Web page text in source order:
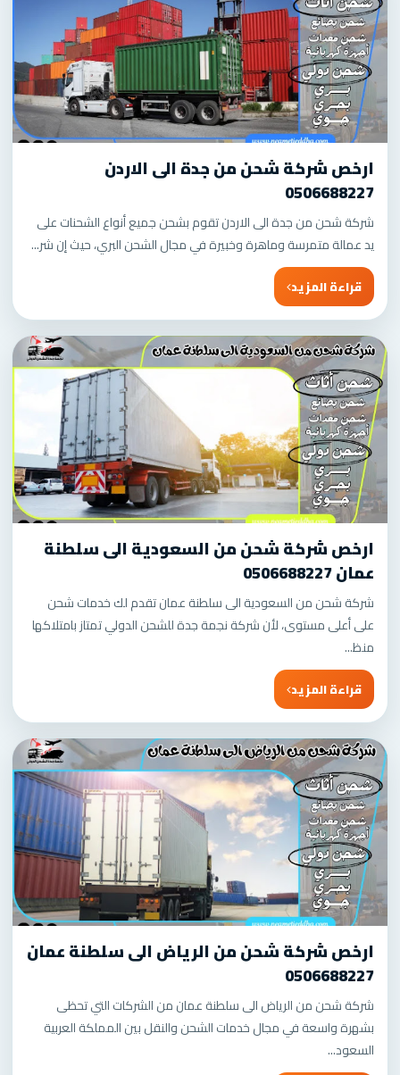
ارخص شركة شحن من جدة الى الاردن
0506688227
شركة شحن من جدة الى الاردن تقوم بشحن جميع أنواع الشحنات على
يد عمالة متمرسة وماهرة وخبيرة في مجال الشحن البري، حيث إن شر...
قراءة المزيد
ارخص شركة شحن من السعودية الى سلطنة
عمان 0506688227
شركة شحن من السعودية الى سلطنة عمان تقدم لك خدمات شحن
على أعلى مستوى، لأن شركة نجمة جدة للشحن الدولي تمتاز بامتلاكها
منظ...
قراءة المزيد
ارخص شركة شحن من الرياض الى سلطنة عمان
0506688227
شركة شحن من الرياض الى سلطنة عمان من الشركات التي تحظى
بشهرة واسعة في مجال خدمات الشحن والنقل بين المملكة العربية
السعود...